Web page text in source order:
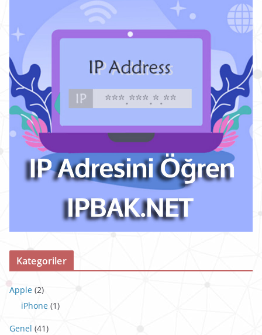
Kategoriler
Apple (2)
iPhone (1)
Genel (41)